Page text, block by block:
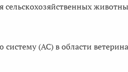
(АС) в области